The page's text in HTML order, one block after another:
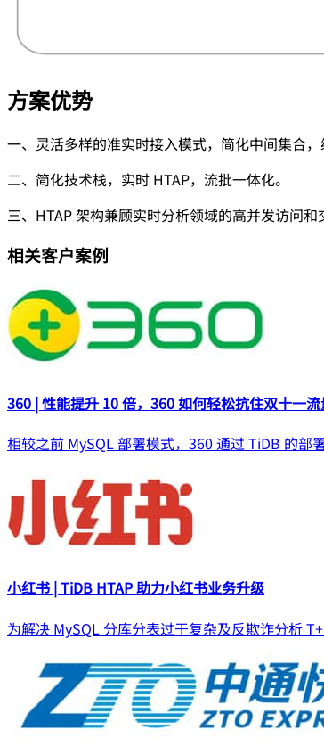
方案优势
一、灵活多样的准实时接入模式，简化中间集合，
二、简化技术栈，实时 HTAP，流批一体化。
三、HTAP 架构兼顾实时分析领域的高并发访问和
相关客户案例
360 | 性能提升 10 倍，360 如何轻松抗住双十一
相较之前 MySQL 部署模式，360 通过 TiDB 的部
小红书 | TiDB HTAP 助力小红书业务升级
为解决 MySQL 分库分表过于复杂及反欺诈分析